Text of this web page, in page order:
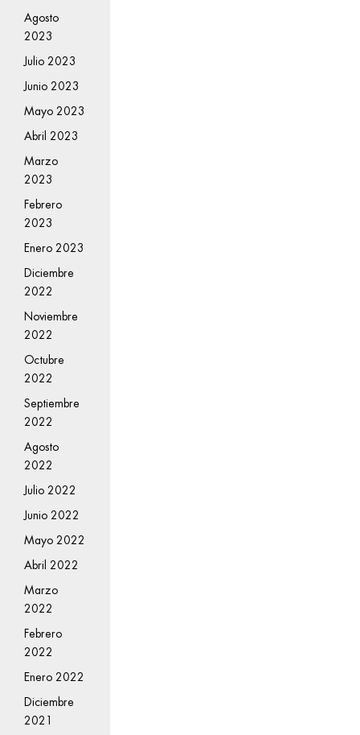
Agosto
2023
Julio 2023
Junio 2023
Mayo 2023
Abril 2023
Marzo
2023
Febrero
2023
Enero 2023
Diciembre
2022
Noviembre
2022
Octubre
2022
Septiembre
2022
Agosto
2022
Julio 2022
Junio 2022
Mayo 2022
Abril 2022
Marzo
2022
Febrero
2022
Enero 2022
Diciembre
2021